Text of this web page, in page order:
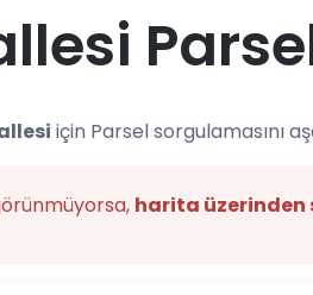
için Parsel sorgulamasını
harita üzerinden